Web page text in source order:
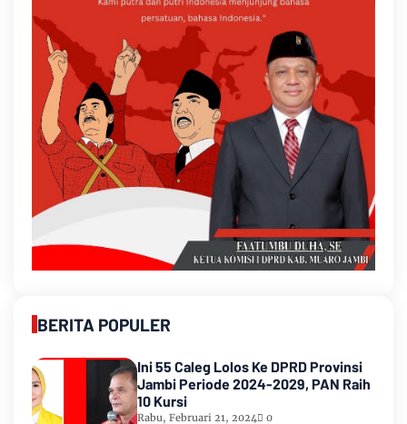
BERITA POPULER
Ini 55 Caleg Lolos Ke DPRD Provinsi
Jambi Periode 2024-2029, PAN Raih
10 Kursi
Rabu, Februari 21, 2024 0